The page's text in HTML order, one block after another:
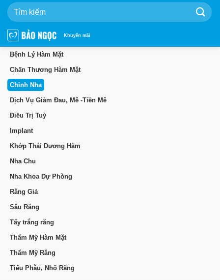
qua
dung
Khuyến mãi
Bệnh Lý Hàm Mặt
Chấn Thương Hàm Mặt
Chỉnh Nha
Dịch Vụ Giảm Đau, Mê -Tiền Mê
Điều Trị Tuỷ
Implant
Khớp Thái Dương Hàm
Nha Chu
Nha Khoa Dự Phòng
Răng Giả
Sâu Răng
Tẩy trắng răng
Thẩm Mỹ Hàm Mặt
Thẩm Mỹ Răng
Tiểu Phẫu, Nhổ Răng